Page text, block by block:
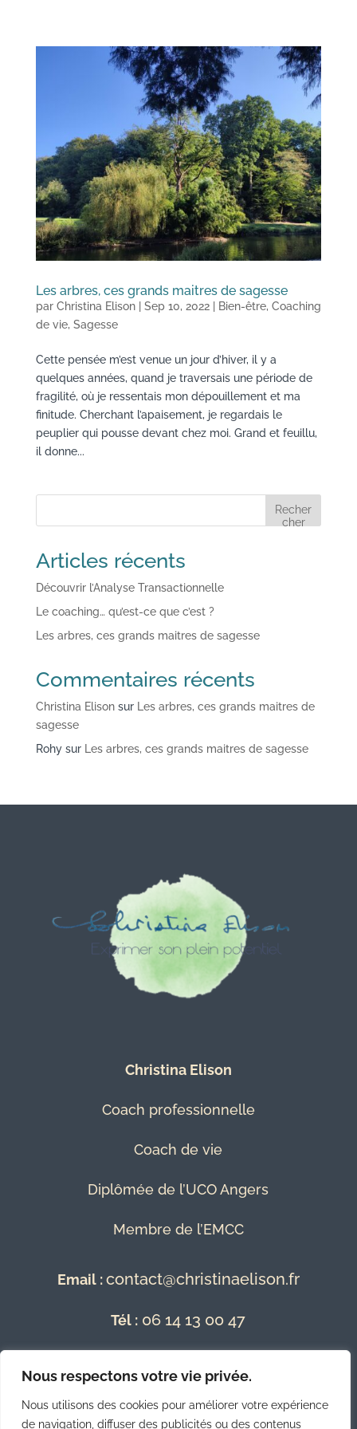
Nous respectons votre vie privée.
Nous utilisons des cookies pour améliorer votre expérience
de navigation, diffuser des publicités ou des contenus
Les arbres, ces grands maitres de sagesse
par Christina Elison| Sep 10, 2022| Bien-être, Coaching
de vie, Sagesse
Cette pensée m’est venue un jour d’hiver, il y a
quelques années, quand je traversais une période de
fragilité, où je ressentais mon dépouillement et ma
finitude. Cherchant l’apaisement, je regardais le
peuplier qui pousse devant chez moi. Grand et feuillu,
il donne...
Recher
cher
Articles récents
Découvrir l’Analyse Transactionnelle
Le coaching… qu’est-ce que c’est ?
Les arbres, ces grands maitres de sagesse
Commentaires récents
Christina Elisonsur
Les arbres, ces grands maitres de
sagesse
Rohysur Les arbres, ces grands maitres de sagesse
Christina Elison
Coach professionnelle
Coach de vie
Diplômée de l’UCO Angers
Membre de l’EMCC
Email :contact@christinaelison.fr
Tél : 06 14 13 00 47
Mentions Légales
Conditions Générales de Vente